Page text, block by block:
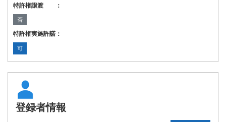
特許権譲渡 ：
否
特許権実施許諾：
可
登録者情報